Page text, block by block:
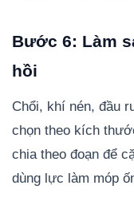
Bước 6: Làm
hồi
Chổi, khí nén, đầu
chọn theo kích
chia theo đoạn để
dùng lực làm móp